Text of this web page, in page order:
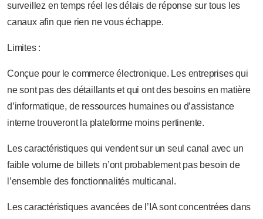
surveillez en temps réel les délais de réponse sur tous les
canaux afin que rien ne vous échappe.
Limites :
Conçue pour le commerce électronique. Les entreprises qui
ne sont pas des détaillants et qui ont des besoins en matière
d’informatique, de ressources humaines ou d’assistance
interne trouveront la plateforme moins pertinente.
Les caractéristiques qui vendent sur un seul canal avec un
faible volume de billets n’ont probablement pas besoin de
l’ensemble des fonctionnalités multicanal.
Les caractéristiques avancées de l’IA sont concentrées dans